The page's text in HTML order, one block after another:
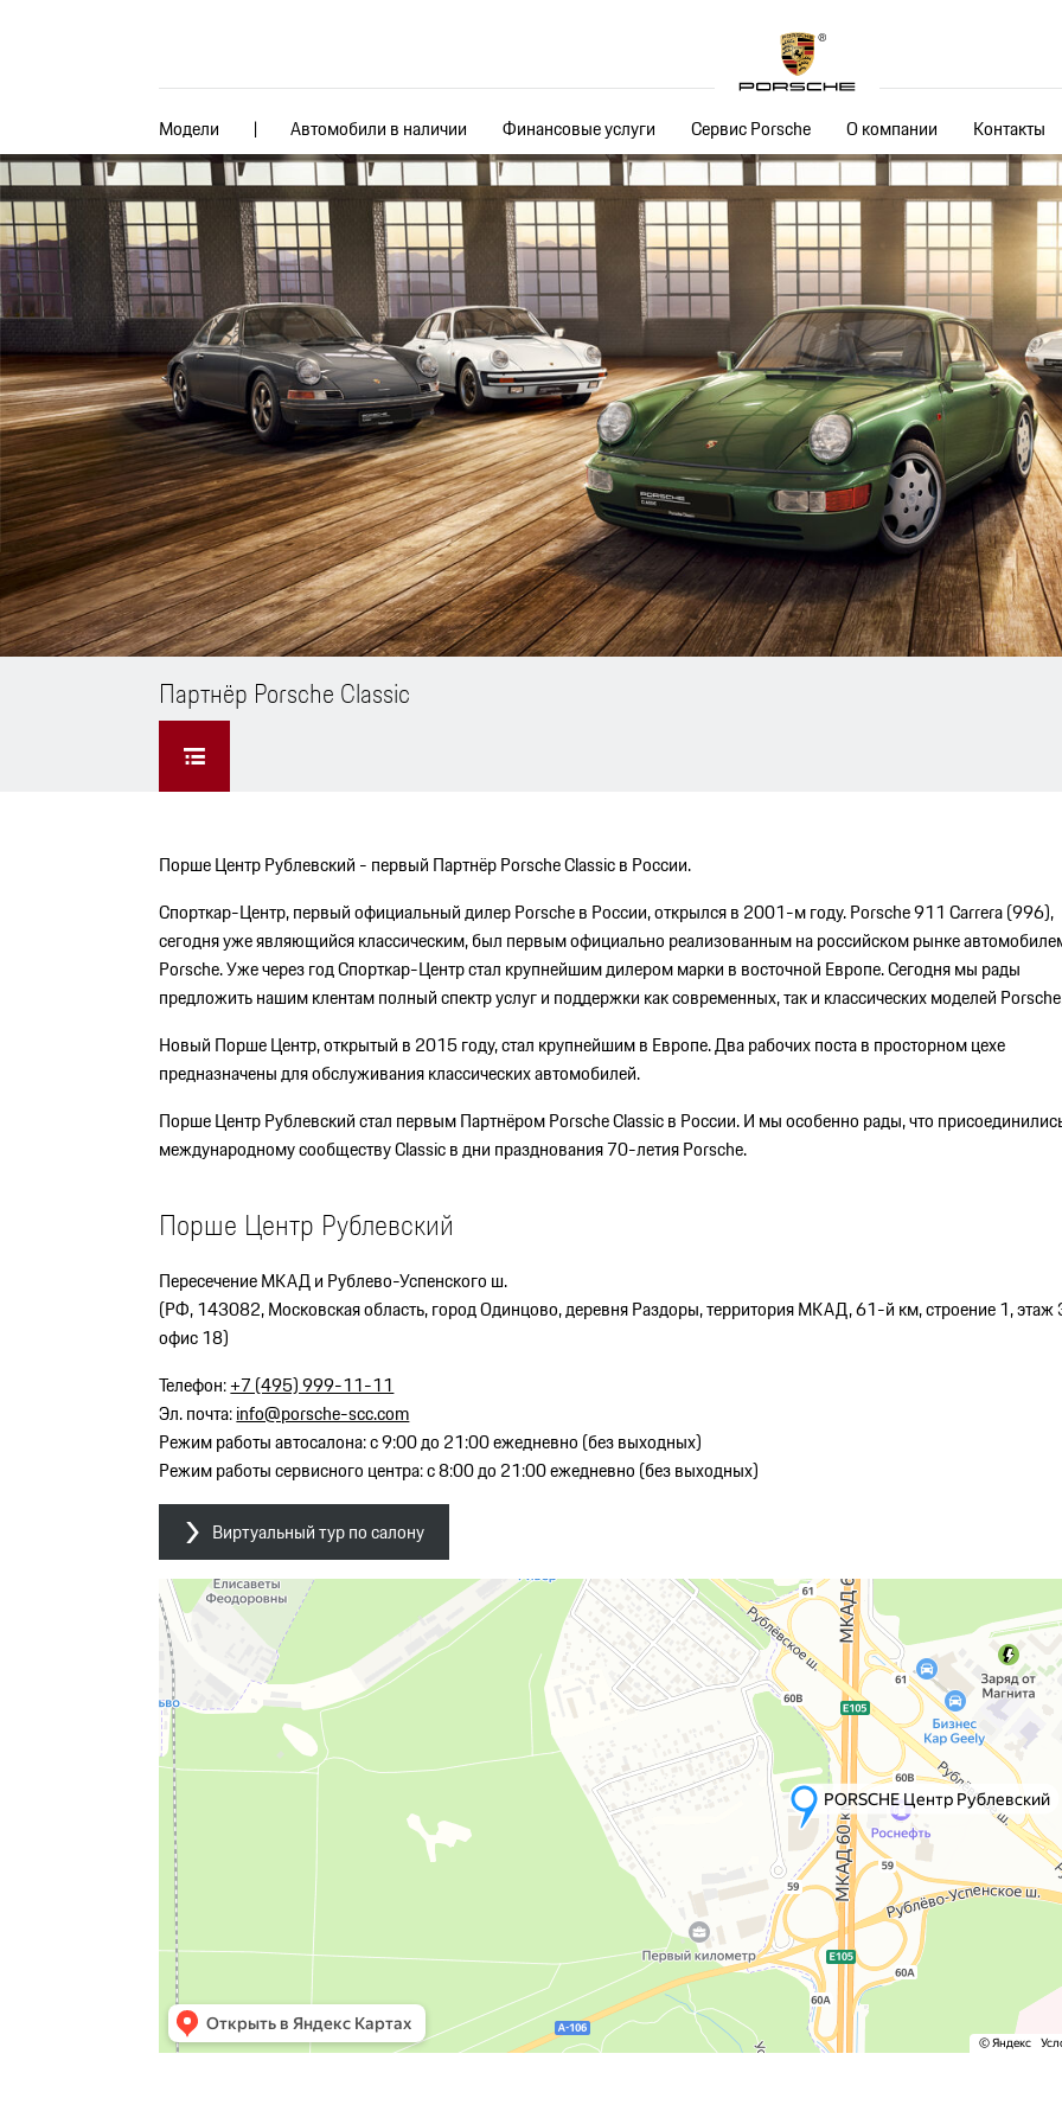
Модели Автомобили в наличии Финансовые услуги Сервис Porsche О компании Контакты
Партнёр Porsche Classic
Порше Центр Рублевский - первый Партнёр Porsche Classic в России.
Спорткар-Центр, первый официальный дилер Porsche в России, открылся в 2001-м году. Porsche 911 Carrera (996),
сегодня уже являющийся классическим, был первым официально реализованным на российском рынке
Porsche. Уже через год Спорткар-Центр стал крупнейшим дилером марки в восточной Европе. Сегодня мы рады
предложить нашим клентам полный спектр услуг и поддержки как современных, так и классических моделей
Новый Порше Центр, открытый в 2015 году, стал крупнейшим в Европе. Два рабочих поста в просторном цехе
предназначены для обслуживания классических автомобилей.
Порше Центр Рублевский стал первым Партнёром Porsche Classic в России. И мы особенно рады, что
международному сообществу Classic в дни празднования 70-летия Porsche.
Порше Центр Рублевский
Пересечение МКАД и Рублево-Успенского ш.
(РФ, 143082, Московская область, город Одинцово, деревня Раздоры, территория МКАД, 61-й км, строение 1, этаж
офис 18)
Телефон:+7 (495) 999-11-11
Эл. почта:info@porsche-scc.com
Режим работы автосалона: с 9:00 до 21:00 ежедневно (без выходных)
Режим работы сервисного центра: с 8:00 до 21:00 ежедневно (без выходных)
Виртуальный тур по салону